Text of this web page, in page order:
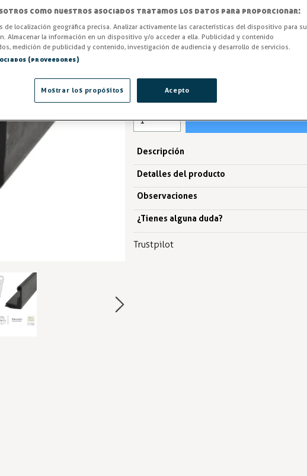
Entrega en 24/48h
-3% AHORRA -6,21 €
IVA excl. 174,49€
Descripción
Detalles del producto
Observaciones
¿Tienes alguna duda?
Trustpilot
como nuestros asociados tratamos los datos para proporcionar:
de localización geográfica precisa. Analizar activamente las características del dispositivo para su
Almacenar la información en un dispositivo y/o acceder a ella. Publicidad y contenido
medición de publicidad y contenido, investigación de audiencia y desarrollo de servicios.
(proveedores)
Acepto
Mostrar los propósitos